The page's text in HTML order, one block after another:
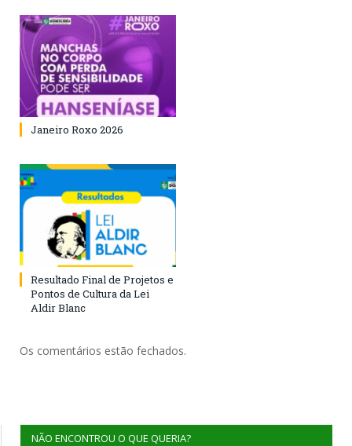
Janeiro Roxo 2026
Resultado Final de Projetos e
Pontos de Cultura da Lei
Aldir Blanc
Os comentários estão fechados.
NÃO ENCONTROU O QUE QUERIA?